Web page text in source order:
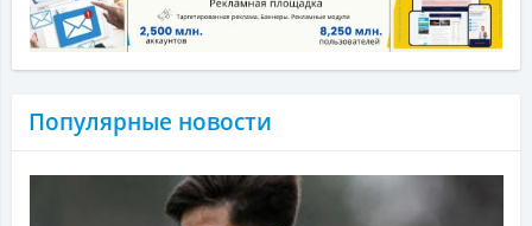
Популярные новости